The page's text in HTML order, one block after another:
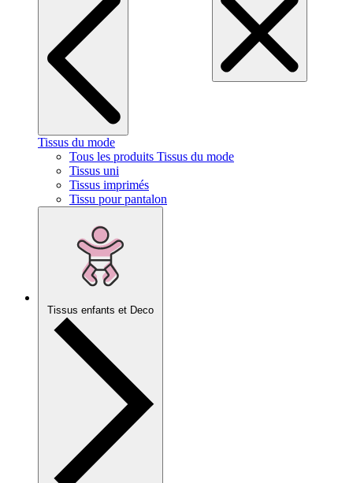
Tissus du mode
Tous les produits Tissus du mode
Tissus uni
Tissus imprimés
Tissu pour pantalon
Tissus enfants et Deco